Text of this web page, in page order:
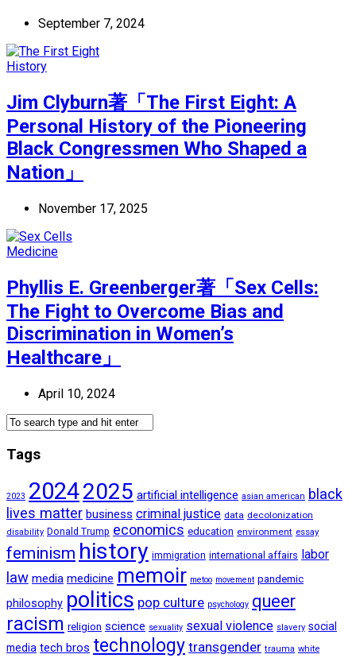
September 7, 2024
History
Jim Clyburn著「The First Eight: A
Personal History of the Pioneering
Black Congressmen Who Shaped a
Nation」
November 17, 2025
Medicine
Phyllis E. Greenberger著「Sex Cells:
The Fight to Overcome Bias and
Discrimination in Women’s
Healthcare」
April 10, 2024
Tags
2023 20242025 artificial intelligence asian american black
lives matter business criminal justice data decolonization
disability Donald Trump economics education environment essay
feminism history immigration international affairs labor
law media medicine memoir metoo movement pandemic
philosophy politics pop culture psychology queer
racism religion science sexuality sexual violence slavery social
media tech bros technology transgender trauma white